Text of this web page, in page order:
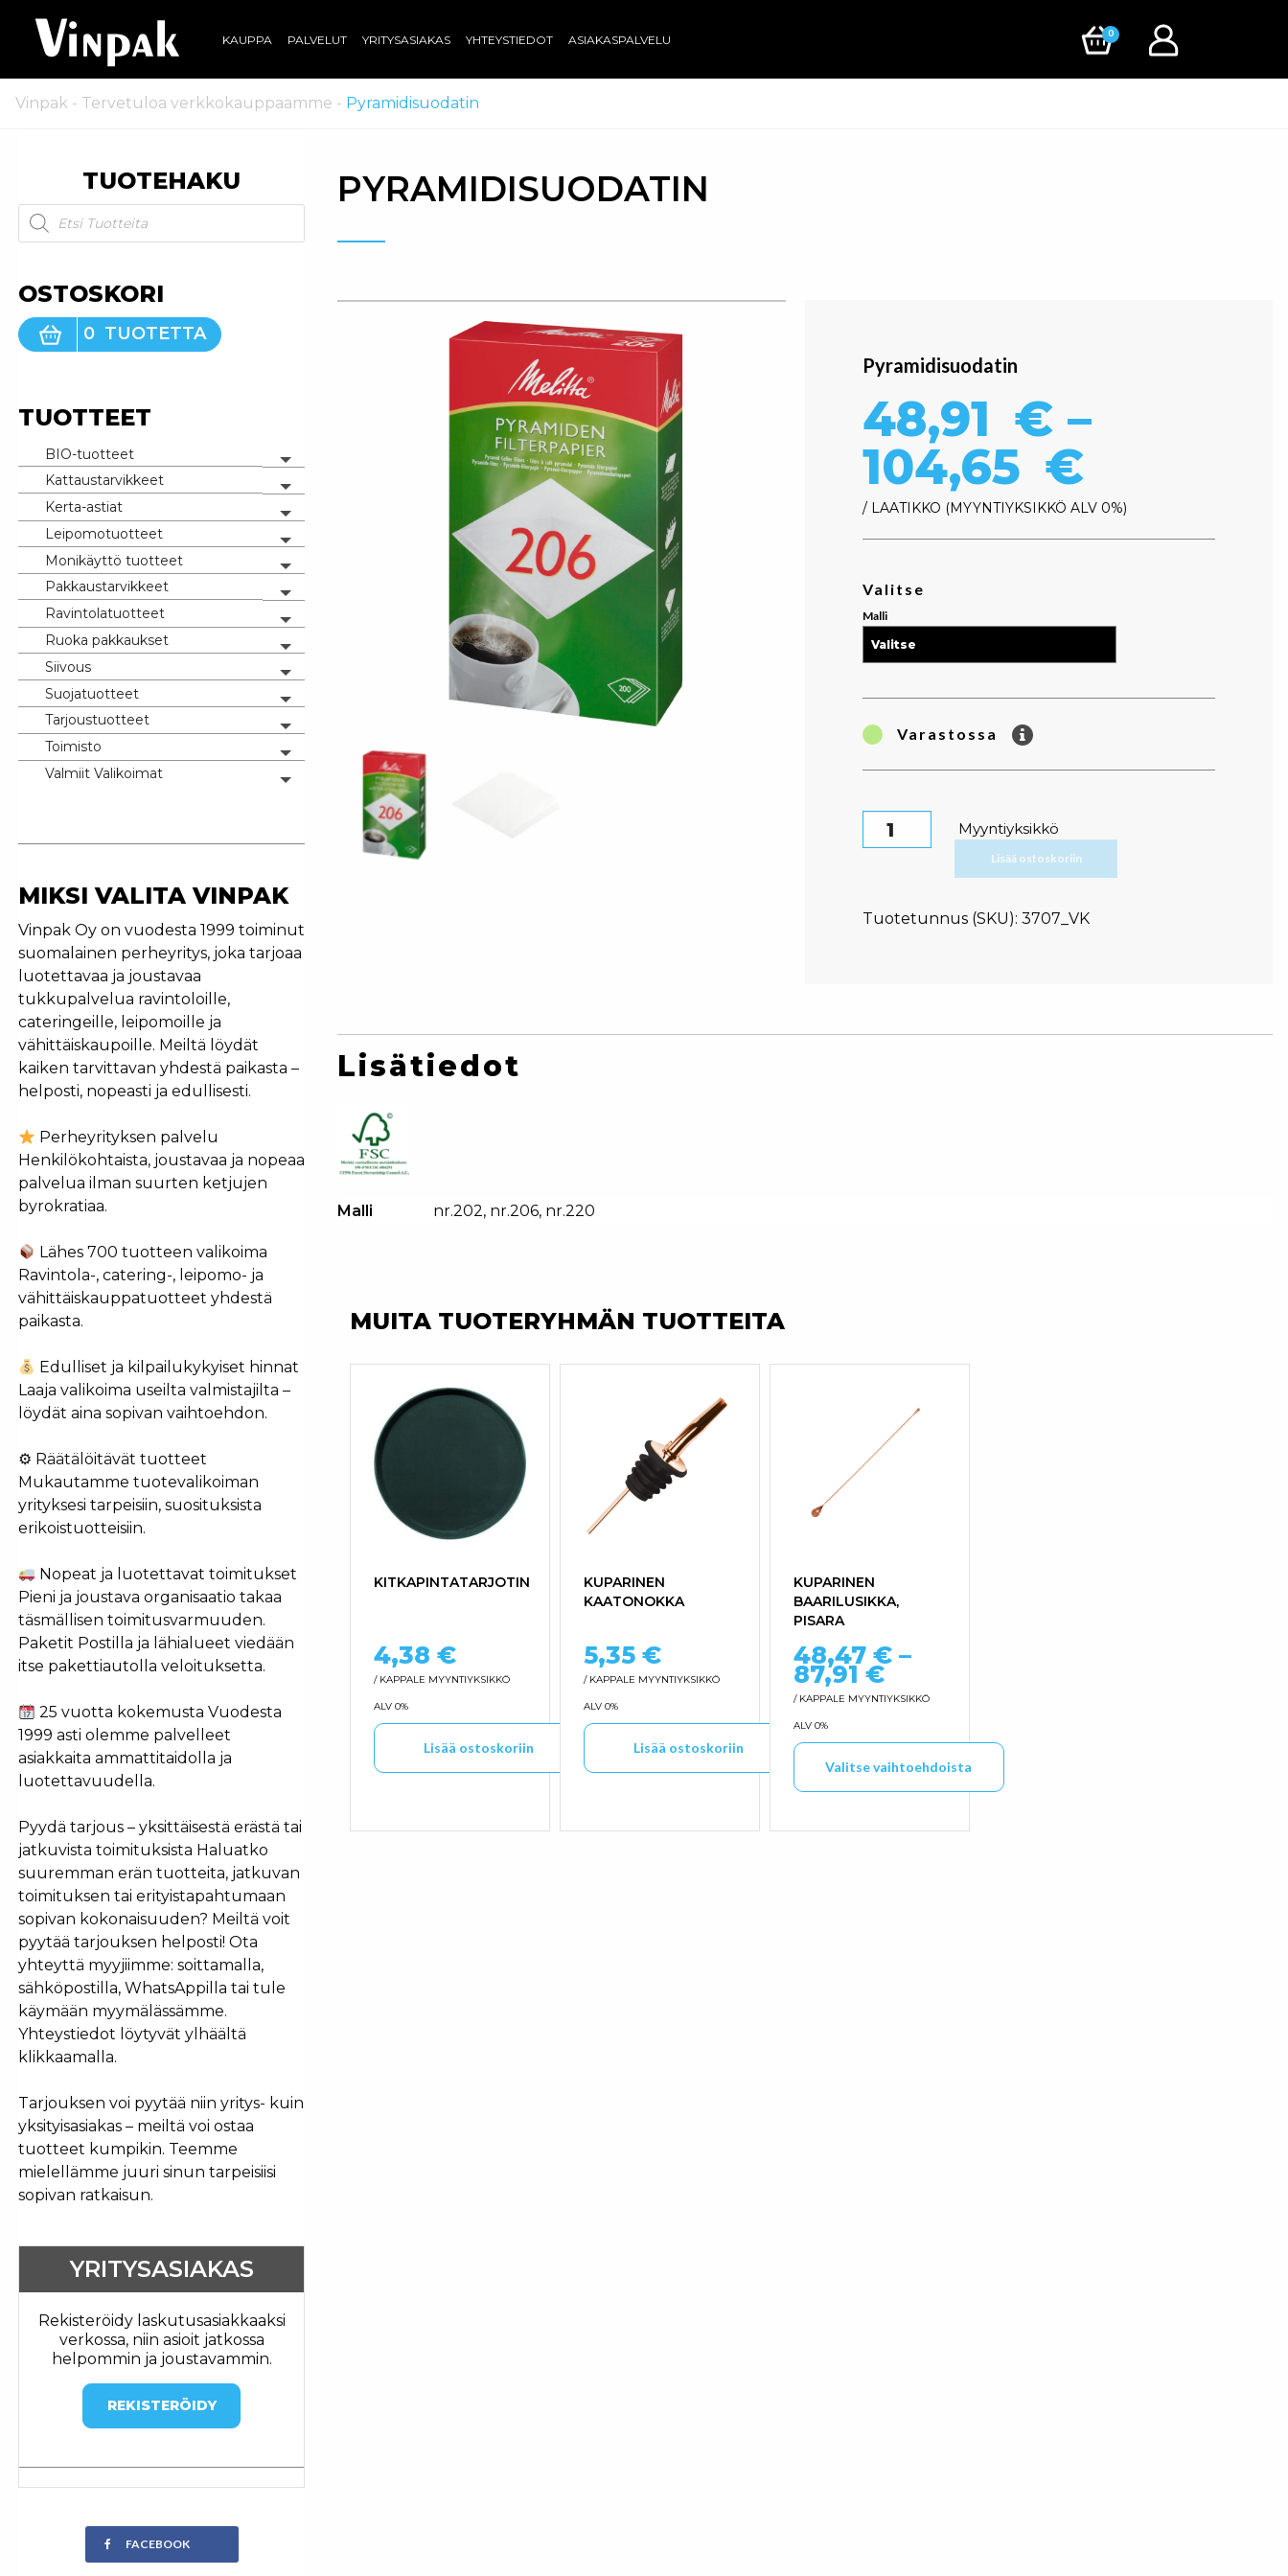
KAUPPA PALVELUT YRITYSASIAKAS YHTEYSTIEDOT ASIAKASPALVELU
0
Vinpak - Tervetuloa verkkokauppaamme - Pyramidisuodatin
TUOTEHAKU
Products search
OSTOSKORI
0 TUOTETTA
TUOTTEET
BIO-tuotteet
Toggle menu
Kattaustarvikkeet
Toggle menu
Kerta-astiat
Toggle menu
Leipomotuotteet
Toggle menu
Monikäyttö tuotteet
Toggle menu
Pakkaustarvikkeet
Toggle menu
Ravintolatuotteet
Toggle menu
Ruoka pakkaukset
Toggle menu
Siivous
Toggle menu
Suojatuotteet
Toggle menu
Tarjoustuotteet
Toggle menu
Toimisto
Toggle menu
Valmiit Valikoimat
Toggle menu
MIKSI VALITA VINPAK
Vinpak Oy on vuodesta 1999 toiminut
suomalainen perheyritys, joka tarjoaa
luotettavaa ja joustavaa
tukkupalvelua ravintoloille,
cateringeille, leipomoille ja
vähittäiskaupoille. Meiltä löydät
kaiken tarvittavan yhdestä paikasta –
helposti, nopeasti ja edullisesti.
Perheyrityksen palvelu
Henkilökohtaista, joustavaa ja nopeaa
palvelua ilman suurten ketjujen
byrokratiaa.
Lähes 700 tuotteen valikoima
Ravintola-, catering-, leipomo- ja
vähittäiskauppatuotteet yhdestä
paikasta.
Edulliset ja kilpailukykyiset hinnat
Laaja valikoima useilta valmistajilta –
löydät aina sopivan vaihtoehdon.
⚙ Räätälöitävät tuotteet
Mukautamme tuotevalikoiman
yrityksesi tarpeisiin, suosituksista
erikoistuotteisiin.
Nopeat ja luotettavat toimitukset
Pieni ja joustava organisaatio takaa
täsmällisen toimitusvarmuuden.
Paketit Postilla ja lähialueet viedään
itse pakettiautolla veloituksetta.
25 vuotta kokemusta Vuodesta
1999 asti olemme palvelleet
asiakkaita ammattitaidolla ja
luotettavuudella.
Pyydä tarjous – yksittäisestä erästä tai
jatkuvista toimituksista Haluatko
suuremman erän tuotteita, jatkuvan
toimituksen tai erityistapahtumaan
sopivan kokonaisuuden? Meiltä voit
pyytää tarjouksen helposti! Ota
yhteyttä myyjiimme: soittamalla,
sähköpostilla, WhatsAppilla tai tule
käymään myymälässämme.
Yhteystiedot löytyvät ylhäältä
klikkaamalla.
Tarjouksen voi pyytää niin yritys- kuin
yksityisasiakas – meiltä voi ostaa
tuotteet kumpikin. Teemme
mielellämme juuri sinun tarpeisiisi
sopivan ratkaisun.
YRITYSASIAKAS
Rekisteröidy laskutusasiakkaaksi
verkossa, niin asioit jatkossa
helpommin ja joustavammin.
REKISTERÖIDY
FACEBOOK
PYRAMIDISUODATIN
Pyramidisuodatin
48,91 € –
104,65 €
/ LAATIKKO MYYNTIYKSIKKÖ ALV 0%
Valitse
Malli
Varastossa
Pyramidisuodatin määrä
Myyntiyksikkö
Lisää ostoskoriin
Tuotetunnus (SKU): 3707_VK
Lisätiedot
Malli nr.202, nr.206, nr.220
MUITA TUOTERYHMÄN TUOTTEITA
KITKAPINTATARJOTIN
4,38 €
/ KAPPALE MYYNTIYKSIKKÖ
ALV 0%
Lisää ostoskoriin
KUPARINEN
KAATONOKKA
5,35 €
/ KAPPALE MYYNTIYKSIKKÖ
ALV 0%
Lisää ostoskoriin
KUPARINEN
BAARILUSIKKA,
PISARA
48,47 € –
87,91 €Hintaluokka: 48,47 € - 87,91 €
/ KAPPALE MYYNTIYKSIKKÖ
ALV 0%
Valitse vaihtoehdoista